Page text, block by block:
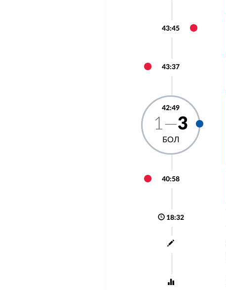
43:45
43:37
42:49
1—3
БОЛ
40:58
18:32